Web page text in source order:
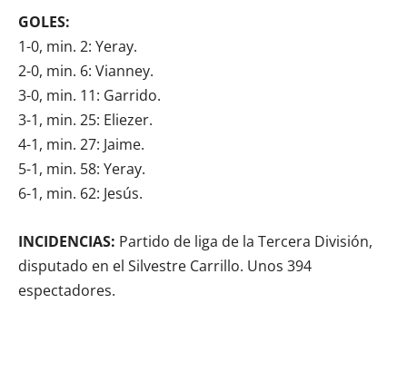
GOLES:
1-0, min. 2: Yeray.
2-0, min. 6: Vianney.
3-0, min. 11: Garrido.
3-1, min. 25: Eliezer.
4-1, min. 27: Jaime.
5-1, min. 58: Yeray.
6-1, min. 62: Jesús.
INCIDENCIAS: Partido de liga de la Tercera División,
disputado en el Silvestre Carrillo. Unos 394
espectadores.